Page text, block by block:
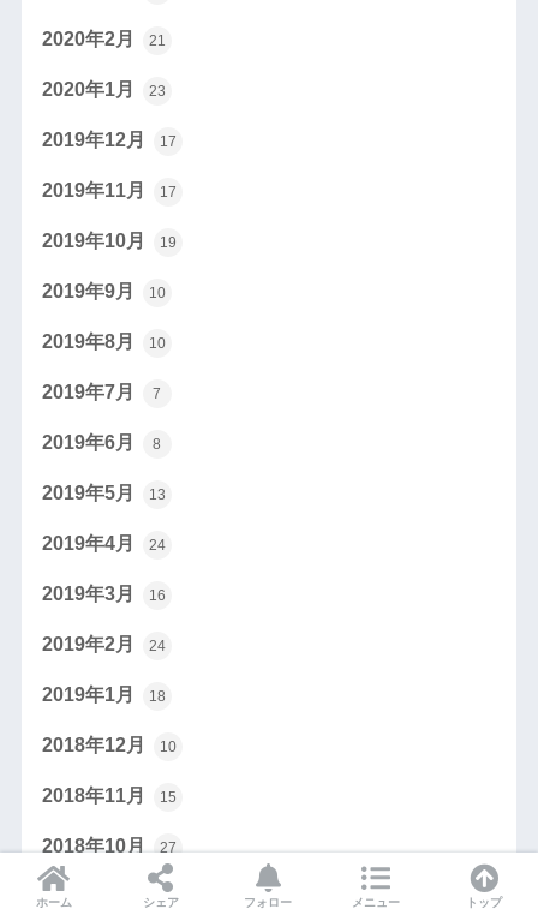
2020年2月 21
2020年1月 23
2019年12月 17
2019年11月 17
2019年10月 19
2019年9月 10
2019年8月 10
2019年7月 7
2019年6月 8
2019年5月 13
2019年4月 24
2019年3月 16
2019年2月 24
2019年1月 18
2018年12月 10
2018年11月 15
2018年10月 27
2018年9月 14
ホーム シェア フォロー メニュー トップ